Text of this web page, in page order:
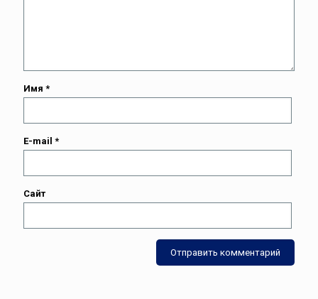
Имя *
E-mail *
Сайт